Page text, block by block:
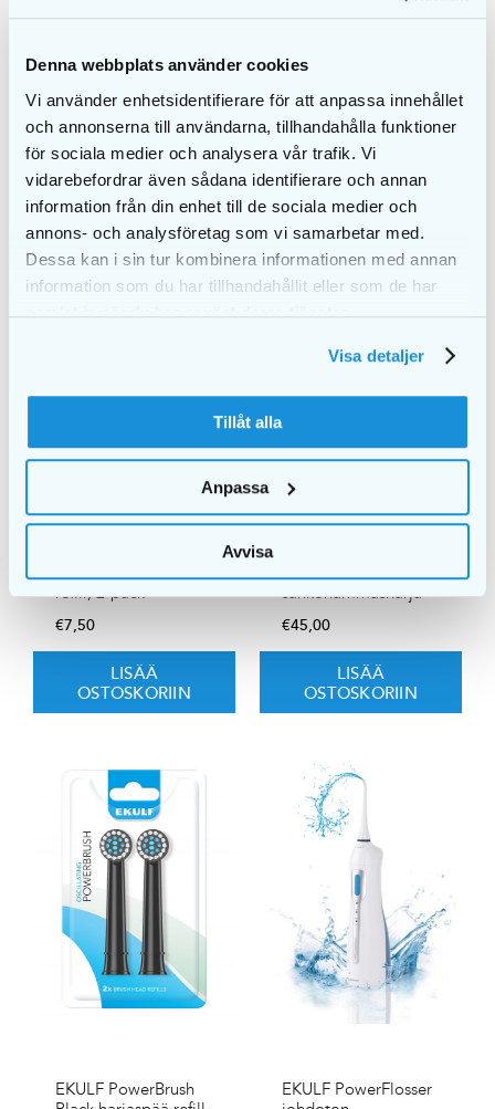
Denna webbplats använder cookies
Vi använder enhetsidentifierare för att anpassa innehållet
och annonserna till användarna, tillhandahålla funktioner
för sociala medier och analysera vår trafik. Vi
vidarebefordrar även sådana identifierare och annan
information från din enhet till de sociala medier och
annons- och analysföretag som vi samarbetar med.
Dessa kan i sin tur kombinera informationen med annan
information som du har tillhandahållit eller som de har
samlat in när du har använt deras tjänster.
Visa detaljer
Tillåt alla
Anpassa
Avvisa
Tähän liittyvät tuotteet
White harjaspää
refill, 2-pack
€7,50
LISÄÄ
OSTOSKORIIN
PowerBrush White,
sähköhammasharja
€45,00
LISÄÄ
OSTOSKORIIN
EKULF PowerBrush
EKULF PowerFlosser